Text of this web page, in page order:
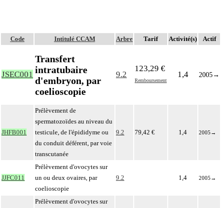
Code Intitulé CCAM Arbre Tarif Activité(s) Actif
JSEC001
Transfert
intratubaire
d'embryon, par
coelioscopie
9.2
123,29 €
Remboursement
1,4 2005→
JHFB001
Prélèvement de
spermatozoïdes au niveau du
testicule, de l'épididyme ou
du conduit déférent, par voie
transcutanée
9.2 79,42 € 1,4 2005 →
JJFC011
Prélèvement d'ovocytes sur
un ou deux ovaires, par
coelioscopie
9.2 1,4 2005 →
Prélèvement d'ovocytes sur